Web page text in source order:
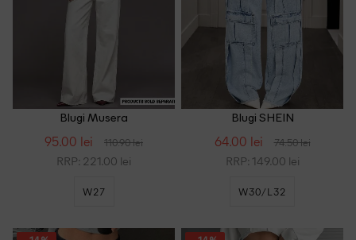
Blugi Musera
95.00 lei 110.90 lei
RRP: 221.00 lei
W27
Blugi SHEIN
64.00 lei 74.50 lei
RRP: 149.00 lei
W30/L32